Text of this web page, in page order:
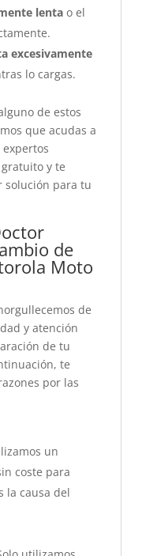
lentao el
excesivamente
lo cargas.
de estos
que acudas a
y te
solución para tu
de
Moto
de
y atención
de tu
te
por las
un
coste para
la causa del